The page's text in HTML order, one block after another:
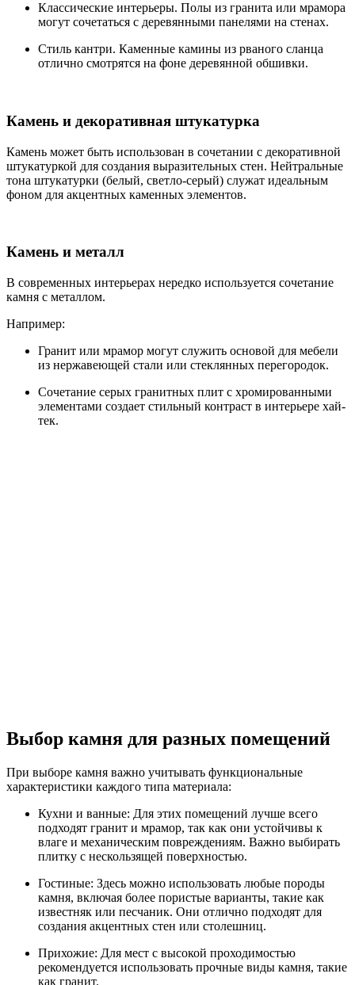
Классические интерьеры. Полы из гранита или мрамора
могут сочетаться с деревянными панелями на стенах.
Стиль кантри. Каменные камины из рваного сланца
отлично смотрятся на фоне деревянной обшивки.
Камень и декоративная штукатурка
Камень может быть использован в сочетании с декоративной
штукатуркой для создания выразительных стен. Нейтральные
тона штукатурки (белый, светло-серый) служат идеальным
фоном для акцентных каменных элементов.
Камень и металл
В современных интерьерах нередко используется сочетание
камня с металлом.
Например:
Гранит или мрамор могут служить основой для мебели
из нержавеющей стали или стеклянных перегородок.
Сочетание серых гранитных плит с хромированными
элементами создает стильный контраст в интерьере хай-
тек.
Выбор камня для разных помещений
При выборе камня важно учитывать функциональные
характеристики каждого типа материала:
Кухни и ванные: Для этих помещений лучше всего
подходят гранит и мрамор, так как они устойчивы к
влаге и механическим повреждениям. Важно выбирать
плитку с нескользящей поверхностью.
Гостиные: Здесь можно использовать любые породы
камня, включая более пористые варианты, такие как
известняк или песчаник. Они отлично подходят для
создания акцентных стен или столешниц.
Прихожие: Для мест с высокой проходимостью
рекомендуется использовать прочные виды камня, такие
как гранит.